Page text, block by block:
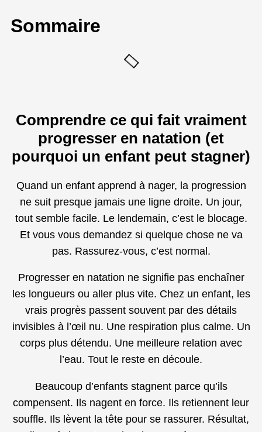
Sommaire
Comprendre ce qui fait vraiment
progresser en natation (et
pourquoi un enfant peut stagner)
Quand un enfant apprend à nager, la progression
ne suit presque jamais une ligne droite. Un jour,
tout semble facile. Le lendemain, c’est le blocage.
Et vous vous demandez si quelque chose ne va
pas. Rassurez-vous, c’est normal.
Progresser en natation ne signifie pas enchaîner
les longueurs ou aller plus vite. Chez un enfant, les
vrais progrès passent souvent par des détails
invisibles à l’œil nu. Une respiration plus calme. Un
corps plus détendu. Une meilleure relation avec
l’eau. Tout le reste en découle.
Beaucoup d’enfants stagnent parce qu’ils
compensent. Ils nagent en force. Ils retiennent leur
souffle. Ils lèvent la tête pour se rassurer. Résultat,